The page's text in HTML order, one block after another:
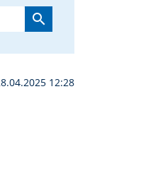
search
12:28